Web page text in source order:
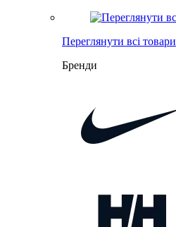
Переглянути всі товари
Бренди